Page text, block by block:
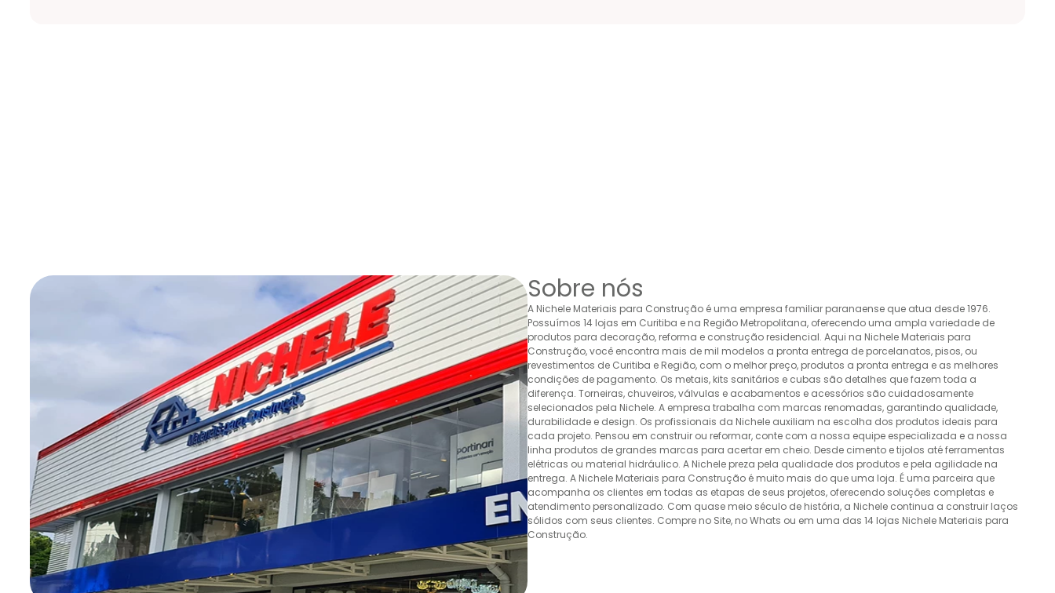
Sobre nós
A Nichele Materiais para Construção é uma empresa familiar paranaense que atua desde 1976.
Possuímos 14 lojas em Curitiba e na Região Metropolitana, oferecendo uma ampla variedade de
produtos para decoração, reforma e construção residencial. Aqui na Nichele Materiais para
Construção, você encontra mais de mil modelos a pronta entrega de porcelanatos, pisos, ou
revestimentos de Curitiba e Região, com o melhor preço, produtos a pronta entrega e as melhores
condições de pagamento. Os metais, kits sanitários e cubas são detalhes que fazem toda a
diferença. Torneiras, chuveiros, válvulas e acabamentos e acessórios são cuidadosamente
selecionados pela Nichele. A empresa trabalha com marcas renomadas, garantindo qualidade,
durabilidade e design. Os profissionais da Nichele auxiliam na escolha dos produtos ideais para
cada projeto. Pensou em construir ou reformar, conte com a nossa equipe especializada e a nossa
linha produtos de grandes marcas para acertar em cheio. Desde cimento e tijolos até ferramentas
elétricas ou material hidráulico. A Nichele preza pela qualidade dos produtos e pela agilidade na
entrega. A Nichele Materiais para Construção é muito mais do que uma loja. É uma parceira que
acompanha os clientes em todas as etapas de seus projetos, oferecendo soluções completas e
atendimento personalizado. Com quase meio século de história, a Nichele continua a construir laços
sólidos com seus clientes. Compre no Site, no Whats ou em uma das 14 lojas Nichele Materiais para
Construção.